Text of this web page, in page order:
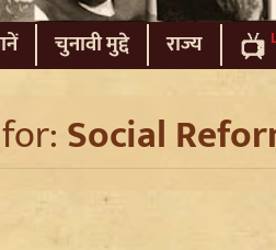
चुनावी मुद्दे राज्य
Social